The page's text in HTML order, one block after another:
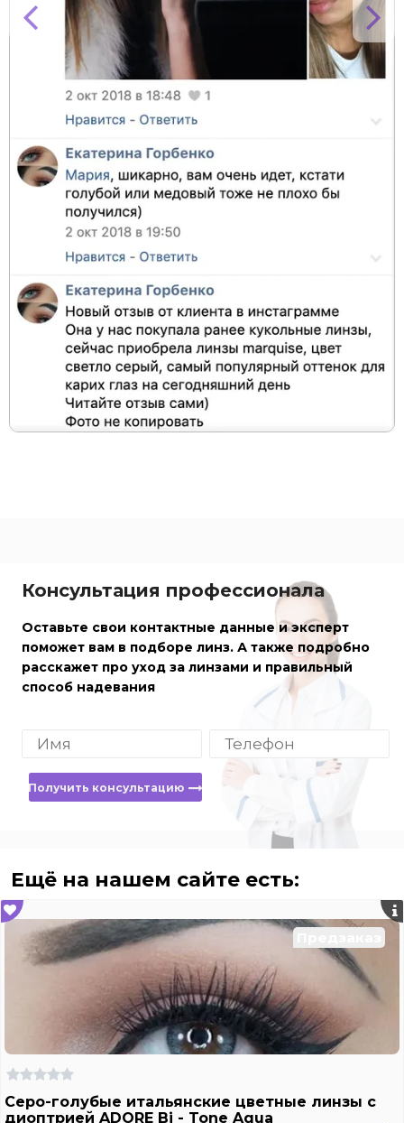
Консультация профессионала
Оставьте свои контактные данные и эксперт
поможет вам в подборе линз. А также подробно
расскажет про уход за линзами и правильный
способ надевания
Получить консультацию
Ещё на нашем сайте есть:
Серо-голубые итальянские цветные линзы с
диоптрией ADORE Bi - Tone Aqua